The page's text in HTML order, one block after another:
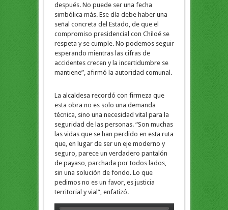
después. No puede ser una fecha
simbólica más. Ese día debe haber una
señal concreta del Estado, de que el
compromiso presidencial con Chiloé se
respeta y se cumple. No podemos seguir
esperando mientras las cifras de
accidentes crecen y la incertidumbre se
mantiene”, afirmó la autoridad comunal.
La alcaldesa recordó con firmeza que
esta obra no es solo una demanda
técnica, sino una necesidad vital para la
seguridad de las personas. “Son muchas
las vidas que se han perdido en esta ruta
que, en lugar de ser un eje moderno y
seguro, parece un verdadero pantalón
de payaso, parchada por todos lados,
sin una solución de fondo. Lo que
pedimos no es un favor, es justicia
territorial y vial”, enfatizó.